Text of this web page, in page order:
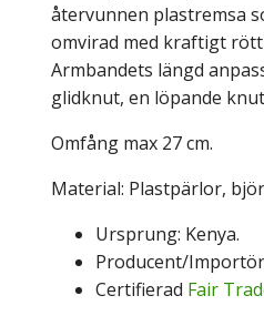
återvunnen plastremsa
omvirad med kraftigt
Armbandets längd
glidknut, en löpande
Omfång max 27 cm.
Material: Plastpärlor,
Ursprung: Kenya.
Producent/
Certifierad Fair